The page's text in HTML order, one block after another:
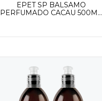
EPET SP BALSAMO
PERFUMADO CACAU 500ML